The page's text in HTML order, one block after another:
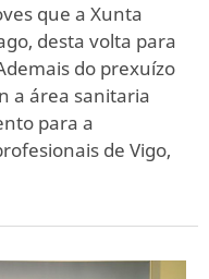
que a Xunta
desta volta para
do prexuízo
a área sanitaria
para a
de Vigo,